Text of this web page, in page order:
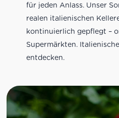
für jeden Anlass. Unser
realen italienischen
kontinuierlich gepflegt –
Supermärkten.
entdecken.